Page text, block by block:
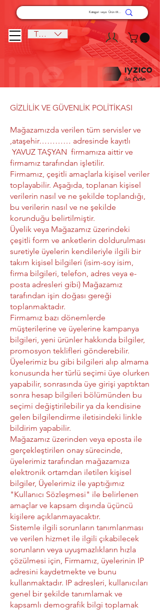
TRY (₺)
GİZLİLİK VE GÜVENLİK POLİTİKASI
Mağazamızda verilen tüm servisler ve
,ataşehir………… adresinde kayıtlı
YAVUZ TAŞYAN firmamıza aittir ve
firmamız tarafından işletilir.
Firmamız, çeşitli amaçlarla kişisel veriler
toplayabilir. Aşağıda, toplanan kişisel
verilerin nasıl ve ne şekilde toplandığı,
bu verilerin nasıl ve ne şekilde
korunduğu belirtilmiştir.
Üyelik veya Mağazamız üzerindeki
çeşitli form ve anketlerin doldurulması
suretiyle üyelerin kendileriyle ilgili bir
takım kişisel bilgileri (isim-soy isim,
firma bilgileri, telefon, adres veya e-
posta adresleri gibi) Mağazamız
tarafından işin doğası gereği
toplanmaktadır.
Firmamız bazı dönemlerde
müşterilerine ve üyelerine kampanya
bilgileri, yeni ürünler hakkında bilgiler,
promosyon teklifleri gönderebilir.
Üyelerimiz bu gibi bilgileri alıp almama
konusunda her türlü seçimi üye olurken
yapabilir, sonrasında üye girişi yaptıktan
sonra hesap bilgileri bölümünden bu
seçimi değiştirilebilir ya da kendisine
gelen bilgilendirme iletisindeki linkle
bildirim yapabilir.
Mağazamız üzerinden veya eposta ile
gerçekleştirilen onay sürecinde,
üyelerimiz tarafından mağazamıza
elektronik ortamdan iletilen kişisel
bilgiler, Üyelerimiz ile yaptığımız
"Kullanıcı Sözleşmesi" ile belirlenen
amaçlar ve kapsam dışında üçüncü
kişilere açıklanmayacaktır.
Sistemle ilgili sorunların tanımlanması
ve verilen hizmet ile ilgili çıkabilecek
sorunların veya uyuşmazlıkların hızla
çözülmesi için, Firmamız, üyelerinin IP
adresini kaydetmekte ve bunu
kullanmaktadır. IP adresleri, kullanıcıları
genel bir şekilde tanımlamak ve
kapsamlı demografik bilgi toplamak